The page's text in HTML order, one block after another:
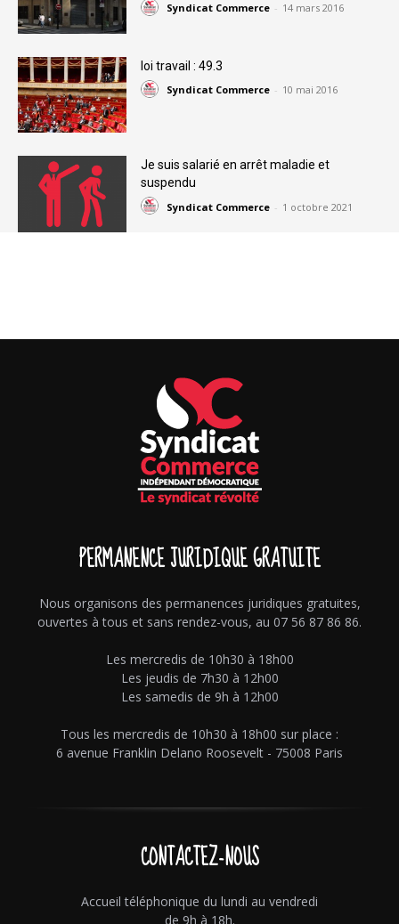
Syndicat Commerce - 14 mars 2016
loi travail : 49.3
Syndicat Commerce - 10 mai 2016
Je suis salarié en arrêt maladie et
suspendu
Syndicat Commerce - 1 octobre 2021
PERMANENCE JURIDIQUE GRATUITE
Nous organisons des permanences juridiques gratuites,
ouvertes à tous et sans rendez-vous, au 07 56 87 86 86.
Les mercredis de 10h30 à 18h00
Les jeudis de 7h30 à 12h00
Les samedis de 9h à 12h00
Tous les mercredis de 10h30 à 18h00 sur place :
6 avenue Franklin Delano Roosevelt - 75008 Paris
CONTACTEZ-NOUS
Accueil téléphonique du lundi au vendredi
de 9h à 18h.